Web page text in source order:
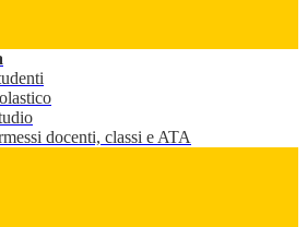
docenti, classi e ATA